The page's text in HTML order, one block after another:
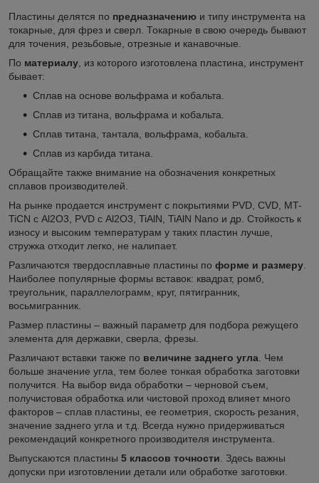
Пластины делятся по предназначению и типу инструмента на
токарные, для фрез и сверл. Токарные в свою очередь бывают
для точения, резьбовые, отрезные и канавочные.
По материалу , из которого изготовлена пластина, инструмент
бывает:
Сплав на основе вольфрама и кобальта.
Сплав из титана, вольфрама и кобальта.
Сплав титана, тантала, вольфрама, кобальта.
Сплав из карбида титана.
Обращайте также внимание на обозначения конкретных
сплавов производителей.
На рынке продается инструмент с покрытиями PVD, CVD, MT-
TiCN с Al2O3 , PVD с Al2O3 , TiAlN, TiAlN Nano и др. Стойкость к
износу и высоким температурам у таких пластин лучше,
стружка отходит легко, не налипает.
Различаются твердосплавные пластины по форме и размеру
Наиболее популярные формы вставок: квадрат, ромб,
треугольник, параллелограмм, круг, пятигранник,
восьмигранник.
Размер пластины – важный параметр для подбора режущего
элемента для державки, сверла, фрезы.
Различают вставки также по величине заднего угла . Чем
больше значение угла, тем более тонкая обработка заготовки
получится. На выбор вида обработки – черновой съем,
получистовая обработка или чистовой проход влияет много
факторов – сплав пластины, ее геометрия, скорость резания,
значение заднего угла и т.д. Всегда нужно придерживаться
рекомендаций конкретного производителя инструмента.
Выпускаются пластины 5 классов точности . Здесь важны
допуски при изготовлении детали или обработке заготовки.